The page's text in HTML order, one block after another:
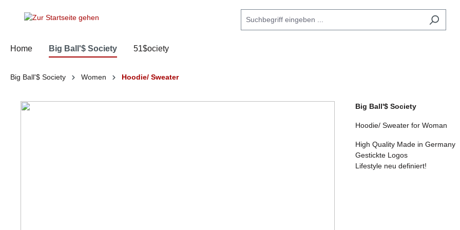
Home Big Ball'$ Society 51$ociety
Big Ball'$ Society Women Hoodie/ Sweater
Big Ball'$ Society
Hoodie/ Sweater for Woman
High Quality Made in Germany
Gestickte Logos
Lifestyle neu definiert!